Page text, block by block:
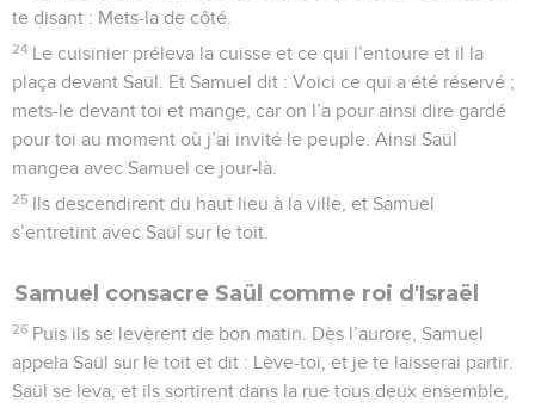
te disant : Mets-la de côté.
24 Le cuisinier préleva la cuisse et ce qui l’entoure et il la
plaça devant Saül. Et Samuel dit : Voici ce qui a été réservé ;
mets-le devant toi et mange, car on l’a pour ainsi dire gardé
pour toi au moment où j’ai invité le peuple. Ainsi Saül
mangea avec Samuel ce jour-là.
25 Ils descendirent du haut lieu à la ville, et Samuel
s’entretint avec Saül sur le toit.
Samuel consacre Saül comme roi d'Israël
26 Puis ils se levèrent de bon matin. Dès l’aurore, Samuel
appela Saül sur le toit et dit : Lève-toi, et je te laisserai partir.
Saül se leva, et ils sortirent dans la rue tous deux ensemble,